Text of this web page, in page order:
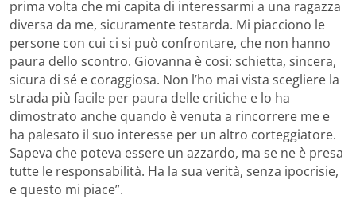
prima volta che mi capita di interessarmi a una ragazza
diversa da me, sicuramente testarda. Mi piacciono le
persone con cui ci si può confrontare, che non hanno
paura dello scontro. Giovanna è cosi: schietta, sincera,
sicura di sé e coraggiosa. Non l’ho mai vista scegliere la
strada più facile per paura delle critiche e lo ha
dimostrato anche quando è venuta a rincorrere me e
ha palesato il suo interesse per un altro corteggiatore.
Sapeva che poteva essere un azzardo, ma se ne è presa
tutte le responsabilità. Ha la sua verità, senza ipocrisie,
e questo mi piace”.